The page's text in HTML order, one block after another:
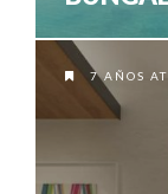
7 AÑOS